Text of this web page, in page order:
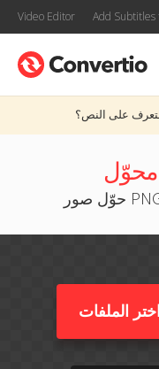
Video Editor Add Subtitles
على النص؟
اختر الملفات